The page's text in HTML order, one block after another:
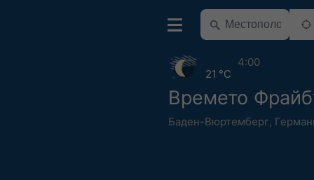
Времето
Баден-Вюртемберг,
21 °C
4:00